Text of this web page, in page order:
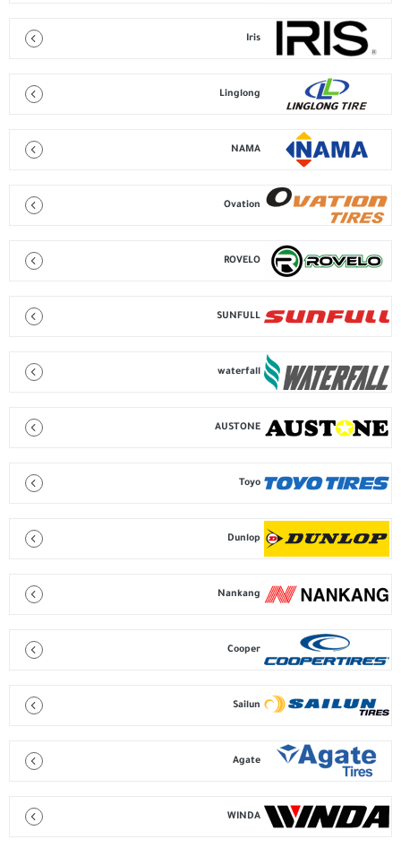
Iris
Linglong
NAMA
Ovation
ROVELO
SUNFULL
waterfall
AUSTONE
Toyo
Dunlop
Nankang
Cooper
Sailun
Agate
WINDA